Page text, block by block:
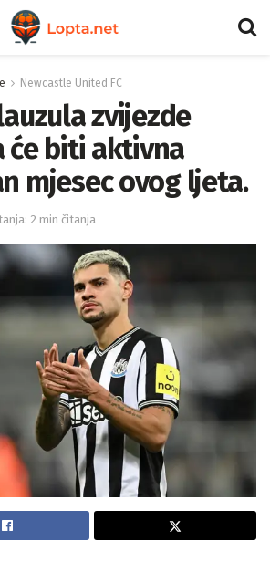
Newcastle United FC
zvijezde
će biti aktivna
mjesec ovog ljeta.
2 min čitanja